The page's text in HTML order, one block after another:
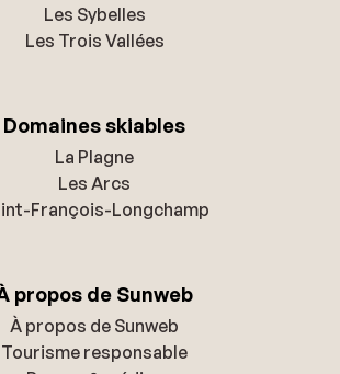
Les Sybelles
Les Trois Vallées
Domaines skiables
La Plagne
Les Arcs
François-Longchamp
propos de Sunweb
À propos de Sunweb
Tourisme responsable